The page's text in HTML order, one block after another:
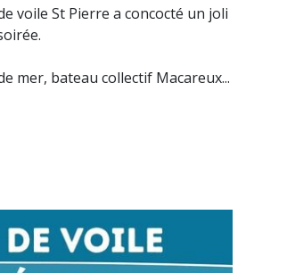
voile St Pierre a concocté un joli
mer, bateau collectif Macareux...